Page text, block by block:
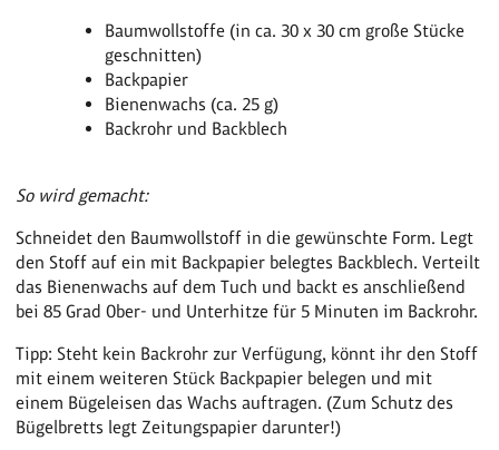
Baumwollstoffe (in ca. 30 x 30 cm große Stücke
geschnitten)
Backpapier
Bienenwachs (ca. 25 g)
Backrohr und Backblech
So wird gemacht:
Schneidet den Baumwollstoff in die gewünschte Form. Legt
den Stoff auf ein mit Backpapier belegtes Backblech. Verteilt
das Bienenwachs auf dem Tuch und backt es anschließend
bei 85 Grad Ober- und Unterhitze für 5 Minuten im Backrohr.
Tipp: Steht kein Backrohr zur Verfügung, könnt ihr den Stoff
mit einem weiteren Stück Backpapier belegen und mit
einem Bügeleisen das Wachs auftragen. (Zum Schutz des
Bügelbretts legt Zeitungspapier darunter!)